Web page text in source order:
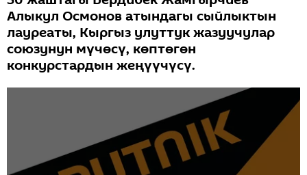
Алыкул Осмонов атындагы сыйлыктын
лауреаты, Кыргыз улуттук жазуучулар
союзунун мүчөсү, көптөгөн
конкурстардын жеңүүчүсү.